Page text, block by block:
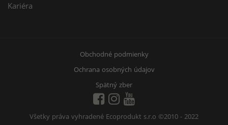
Kariéra
Obchodné podmienky
Ochrana osobných údajov
Spätný zber
Všetky práva vyhradené Ecoprodukt s.r.o ©2010 - 2022